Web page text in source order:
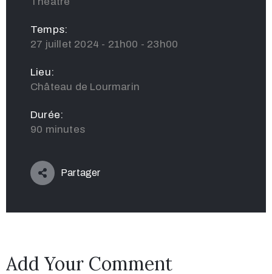
Temps:
27 juillet 2024 - 21h00 - 23h00
Lieu:
Château de Lourmarin
Durée:
90 minutes
Partager
Add Your Comment